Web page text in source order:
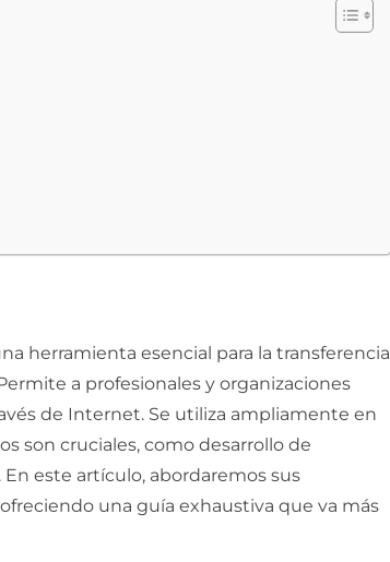
herramienta esencial para la transferencia
a profesionales y organizaciones
de Internet. Se utiliza ampliamente en
son cruciales, como desarrollo de
este artículo, abordaremos sus
una guía exhaustiva que va más